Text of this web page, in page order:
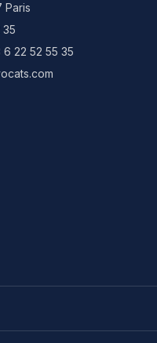
Paris
6 22 52 55 35